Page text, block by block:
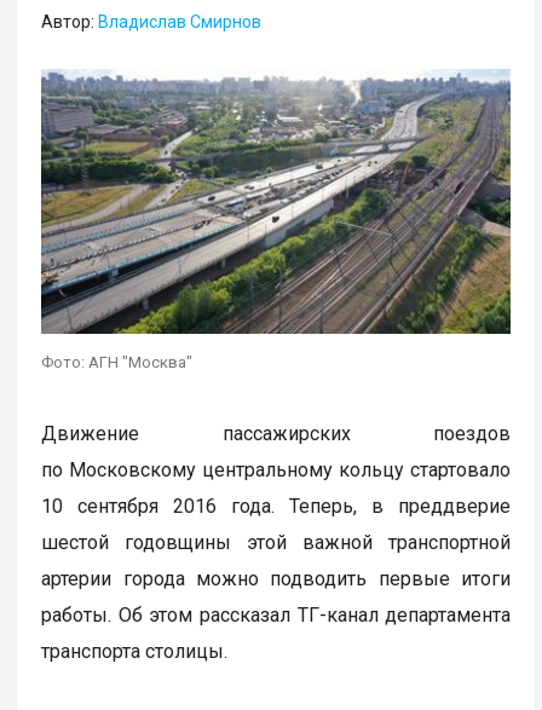
Автор: Владислав Смирнов
Фото: АГН "Москва"
Движение пассажирских поездов
по Московскому центральному кольцу стартовало
10 сентября 2016 года. Теперь, в преддверие
шестой годовщины этой важной транспортной
артерии города можно подводить первые итоги
работы. Об этом рассказал ТГ-канал департамента
транспорта столицы.